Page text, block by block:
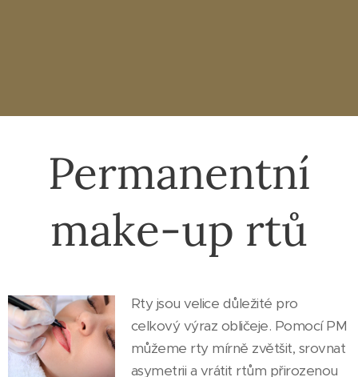
Permanentní
make-up rtů
Rty jsou velice důležité pro
celkový výraz obličeje. Pomocí PM
můžeme rty mírně zvětšit, srovnat
asymetrii a vrátit rtům přirozenou